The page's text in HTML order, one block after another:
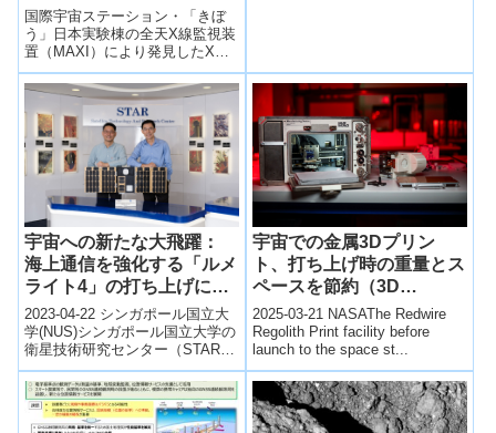
載！
国際宇宙ステーション・「きぼ
う」日本実験棟の全天X線監視装
置（MAXI）により発見したX線
新星MAXI J1535-571を200日に
渡り観測し、活動結果をまとめ
た研究成果が日本天文学会欧文
誌オンライン版に掲載された。
宇宙への新たな大飛躍：
海上通信を強化する「ルメ
ライト4」の打ち上げに成
功(Another giant leap
into space: Successful
launch of Lumelite-4 to
enhance maritime
communications)
2023-04-22 シンガポール国立大
学(NUS)シンガポール国立大学の
衛星技術研究センター（STAR）
とA * STARの情報通信研究所
（I2R）は、海上通...
宇宙での金属3Dプリン
ト、打ち上げ時の重量とス
ペースを節約（3D
Printing: Saving Weight
and Space at Launch）
2025-03-21 NASAThe Redwire
Regolith Print facility before
launch to the space st...